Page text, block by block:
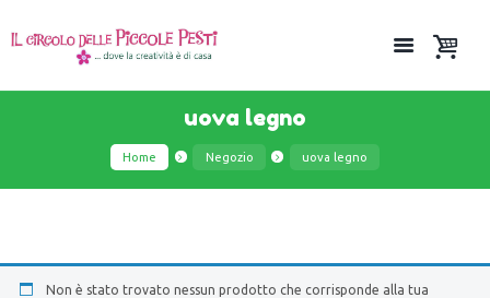
uova legno
Home Negozio uova legno
Non è stato trovato nessun prodotto che corrisponde alla tua